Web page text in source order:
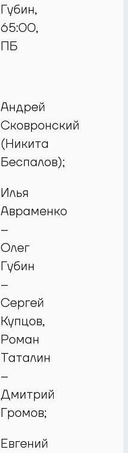
Губин,
65:00,
ПБ
Андрей
Сковронский
(Никита
Беспалов);
Илья
Авраменко
–
Олег
Губин
–
Сергей
Купцов,
Роман
Таталин
–
Дмитрий
Громов;
Евгений